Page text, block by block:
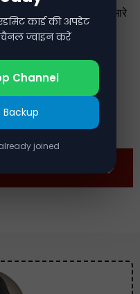
की सूचना तुरंत पाने के लिए हमारे
कार्ड की अपडेट
ज्वाइन करें
Channel
joined